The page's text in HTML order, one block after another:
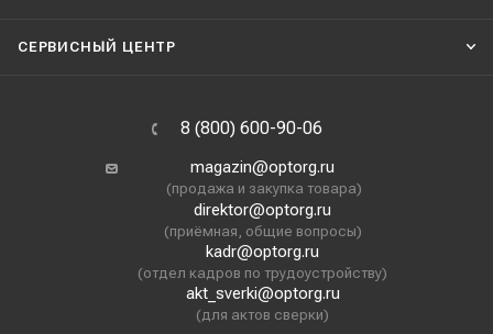
СЕРВИСНЫЙ ЦЕНТР
8 (800) 600-90-06
magazin@optorg.ru
(продажа и закупка товара)
direktor@optorg.ru
(приёмная, общие вопросы)
kadr@optorg.ru
(отдел кадров по трудоустройству)
akt_sverki@optorg.ru
(для актов сверки)